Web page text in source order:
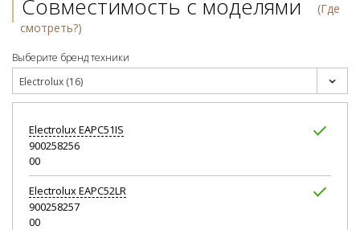
Совместимость с моделями
(Где
смотреть?)
Выберите бренд техники
Electrolux (16)
ElectroluxEAPC51IS
900258256
00
ElectroluxEAPC52LR
900258257
00